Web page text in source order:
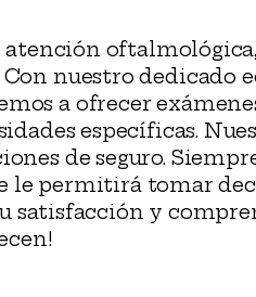
nuestro dedicado
a ofrecer
específicas.
de seguro.
le permitirá tomar
satisfacción y